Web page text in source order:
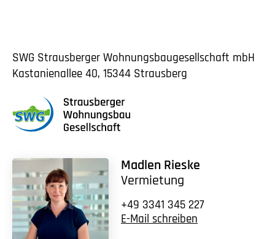
SWG Strausberger Wohnungs­bau­gesellschaft mbH
Kastanienallee 40, 15344 Strausberg
Madlen Rieske
Vermietung
+49 3341 345 227
E-Mail schreiben